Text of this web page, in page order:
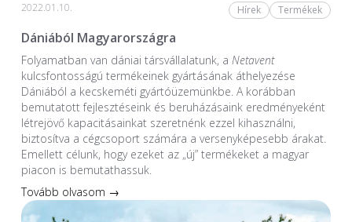
2022.01.10. Hírek Termékek
Dániából Magyarországra
Folyamatban van dániai társvállalatunk, a Netavent
kulcsfontosságú termékeinek gyártásának áthelyezése
Dániából a kecskeméti gyártóüzemünkbe. A korábban
bemutatott fejlesztéseink és beruházásaink eredményeként
létrejövő kapacitásainkat szeretnénk ezzel kihasználni,
biztosítva a cégcsoport számára a versenyképesebb árakat.
Emellett célunk, hogy ezeket az „új” termékeket a magyar
piacon is bemutathassuk.
Tovább olvasom →